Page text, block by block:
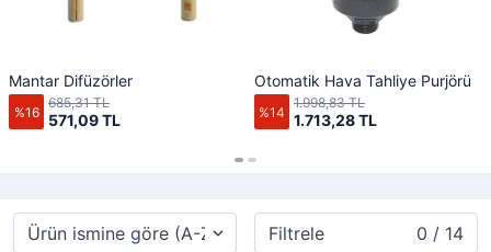
Mantar Difüzörler
%16 571,09 TL
685,31 TL
Otomatik Hava Tahliye Purjörü
%14 1.713,28 TL
1.998,83 TL
Filtrele 0 / 14